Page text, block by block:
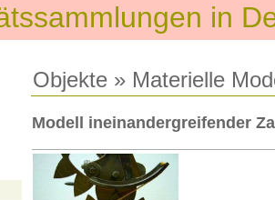
in
Objekte » Materielle
Modell ineinandergreifender